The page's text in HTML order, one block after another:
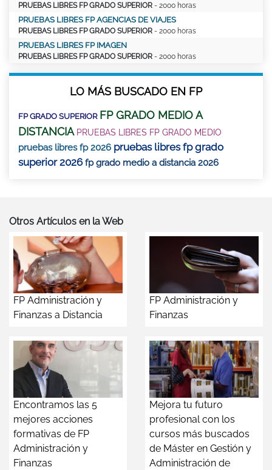
PRUEBAS LIBRES FP GRADO SUPERIOR - 2000 horas
PRUEBAS LIBRES FP AGENCIAS DE VIAJES
PRUEBAS LIBRES FP GRADO SUPERIOR - 2000 horas
PRUEBAS LIBRES FP IMAGEN
PRUEBAS LIBRES FP GRADO SUPERIOR - 2000 horas
LO MÁS BUSCADO EN FP
FP GRADO SUPERIOR FP GRADO MEDIO A
DISTANCIA PRUEBAS LIBRES FP GRADO MEDIO
pruebas libres fp 2026 pruebas libres fp grado
superior 2026 fp grado medio a distancia 2026
Otros Artículos en la Web
FP Administración y
Finanzas a Distancia
FP Administración y
Finanzas
Encontramos las 5
mejores acciones
formativas de FP
Administración y
Finanzas
Mejora tu futuro
profesional con los
cursos más buscados
de Máster en Gestión y
Administración de